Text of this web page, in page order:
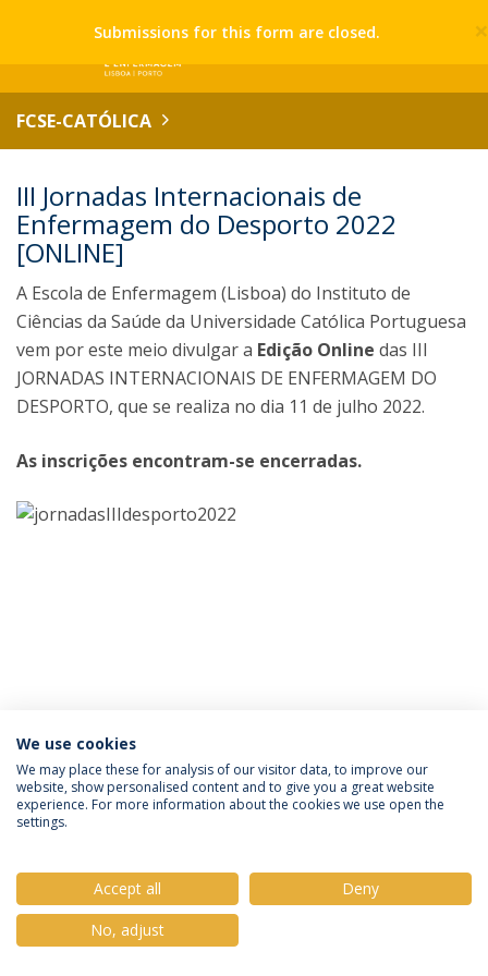
×
Submissions for this form are closed.
FCSE-CATÓLICA
III Jornadas Internacionais de
Enfermagem do Desporto 2022
[ONLINE]
A Escola de Enfermagem (Lisboa) do Instituto de
Ciências da Saúde da Universidade Católica Portuguesa
vem por este meio divulgar a Edição Online das III
JORNADAS INTERNACIONAIS DE ENFERMAGEM DO
DESPORTO, que se realiza no dia 11 de julho 2022.
As inscrições encontram-se encerradas.
Política de Privacidade
Termos e Condições
Direitos do Titular dos Dados
© 2026 Universidade Católica Portuguesa
We use cookies
We may place these for analysis of our visitor data, to improve our
website, show personalised content and to give you a great website
experience. For more information about the cookies we use open the
settings.
Accept all
Deny
No, adjust